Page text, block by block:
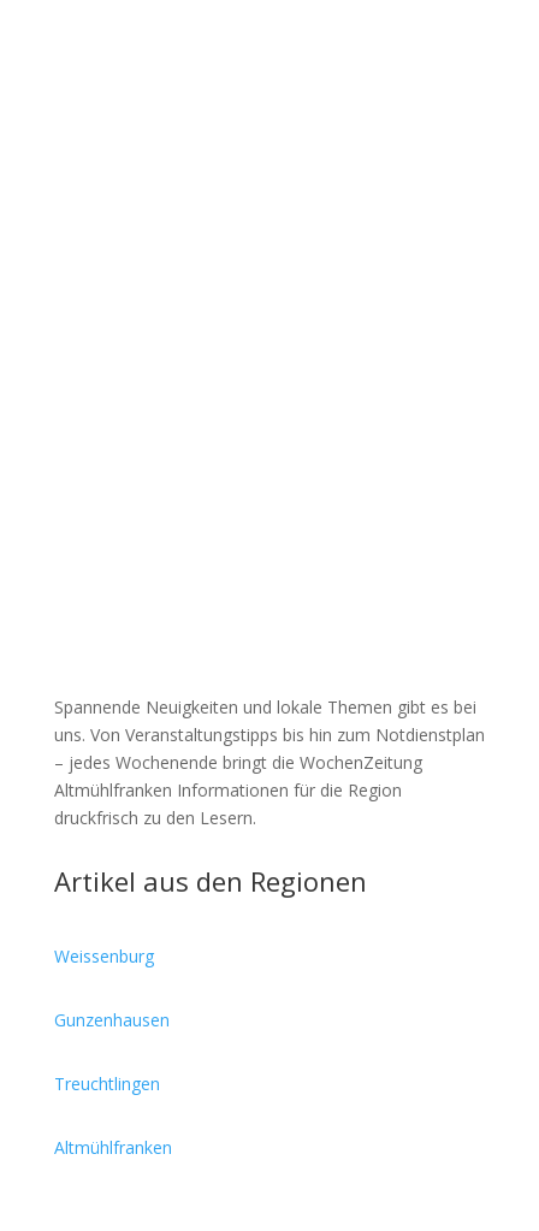
Spannende Neuigkeiten und lokale Themen gibt es bei
uns. Von Veranstaltungstipps bis hin zum Notdienstplan
– jedes Wochenende bringt die WochenZeitung
Altmühlfranken Informationen für die Region
druckfrisch zu den Lesern.
Artikel aus den Regionen
Weissenburg
Gunzenhausen
Treuchtlingen
Altmühlfranken